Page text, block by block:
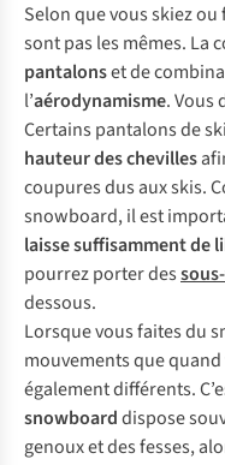
Selon que vous skiez
sont pas les mêmes. La
pantalonset de
l’aérodynamisme. Vous
Certains pantalons de
hauteur des chevilles
coupures dus aux skis.
snowboard, il est
laisse suffisamment de
pourrez porter des
dessous.
Lorsque vous faites du
mouvements que
également différents.
snowboarddispose
genoux et des fesses,